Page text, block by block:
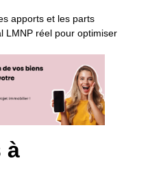
apports et les parts
LMNP réel pour optimiser
à